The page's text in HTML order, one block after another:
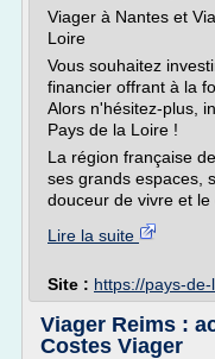
Viager à Nantes et
Loire
Vous souhaitez
financier offrant à la
Alors n'hésitez-plus,
Pays de la Loire !
La région française
ses grands espaces,
douceur de vivre et le
Lire la suite
Site : https://pays-
Viager Reims :
Costes Viager